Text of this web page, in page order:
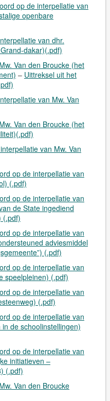
op de interpellatie van
openbare
van dhr.
dakar)(.pdf)
Van den Broucke (het
– Uittreksel uit het
van Mw. Van
Van den Broucke (het
van Mw. Van
op de interpellatie van
(.pdf)
op de interpellatie van
de State ingediend
(.pdf)
op de interpellatie van
adviesmiddel
(.pdf)
op de interpellatie van
speelpleinen) (.pdf)
op de interpellatie van
(.pdf)
op de interpellatie van
de schoolinstellingen)
op de interpellatie van
initiatieven –
(.pdf)
Van den Broucke